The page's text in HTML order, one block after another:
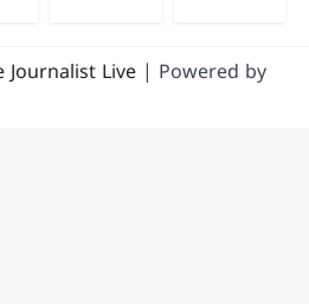
Journalist Live | Powered by